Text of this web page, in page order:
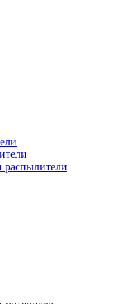
распылители